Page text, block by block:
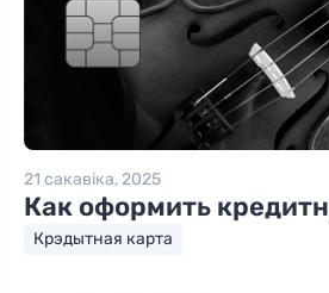
21 сакавіка, 2025
Как оформить
Крэдытная карта